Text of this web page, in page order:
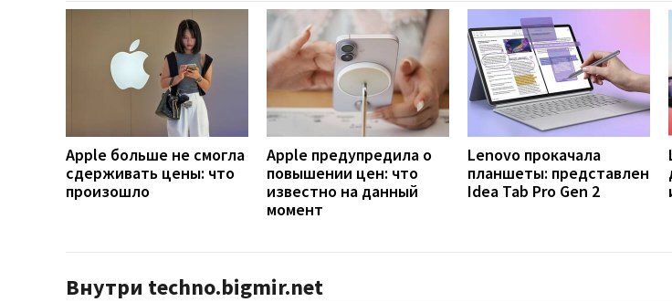
Apple больше не смогла
сдерживать цены: что
произошло
Apple предупредила о
повышении цен: что
известно на данный
момент
Lenovo прокачала
планшеты: представлен
Idea Tab Pro Gen 2
Внутри techno.bigmir.net